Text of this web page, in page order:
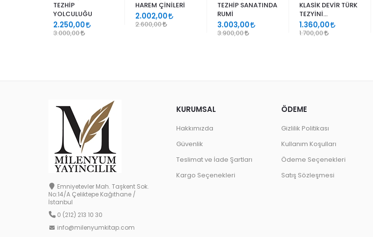
TEZHİP
YOLCULUĞU
2.250,00
3.000,00
HAREM ÇİNİLERİ
2.002,00
2.600,00
TEZHİP SANATINDA
RUMİ
3.003,00
3.900,00
KLASİK DEVİR TÜRK
TEZYİNİ
SANATLARINDA
DESEN
1.360,00
1.700,00
Emniyetevler Mah. Taşkent Sok.
No:14/A Çeliktepe Kağıthane /
İstanbul
0 (212) 213 10 30
info@milenyumkitap.com
KURUMSAL
Hakkımızda
Güvenlik
Teslimat ve İade Şartları
Kargo Seçenekleri
ÖDEME
Gizlilik Politikası
Kullanım Koşulları
Ödeme Seçenekleri
Satış Sözleşmesi